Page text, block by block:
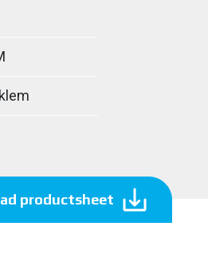
productsheet